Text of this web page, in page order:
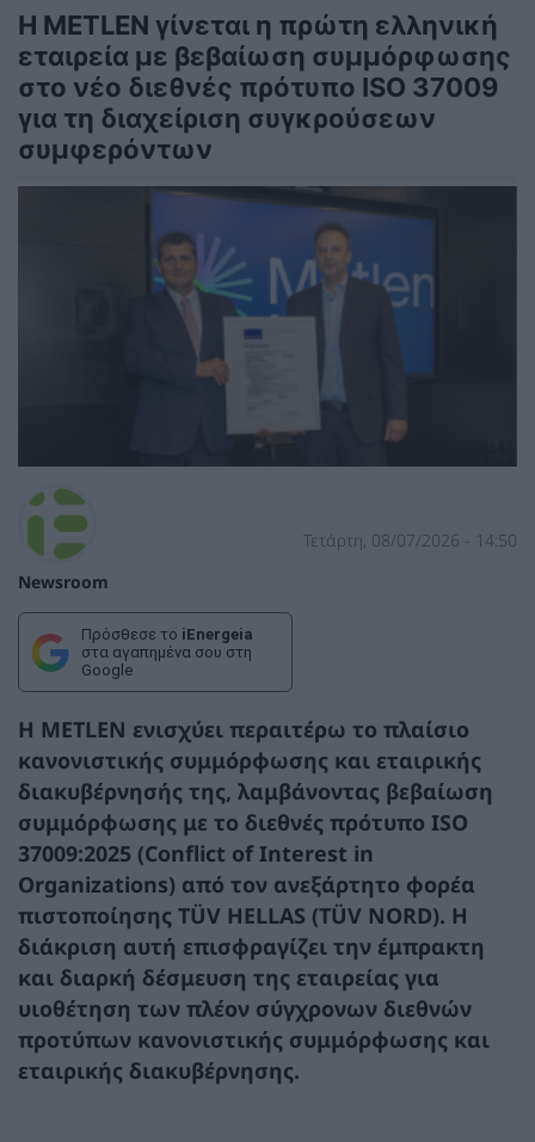
H METLEN γίνεται η πρώτη ελληνική
εταιρεία με βεβαίωση συμμόρφωσης
στο νέο διεθνές πρότυπο ISO 37009
για τη διαχείριση συγκρούσεων
συμφερόντων
Newsroom
Τετάρτη, 08/07/2026 - 14:50
Πρόσθεσε το iEnergeia
στα αγαπημένα σου στη
Google
Η METLEN ενισχύει περαιτέρω το πλαίσιο
κανονιστικής συμμόρφωσης και εταιρικής
διακυβέρνησής της, λαμβάνοντας βεβαίωση
συμμόρφωσης με το διεθνές πρότυπο ISO
37009:2025 (Conflict of Interest in
Organizations) από τον ανεξάρτητο φορέα
πιστοποίησης TÜV HELLAS (TÜV NORD). Η
διάκριση αυτή επισφραγίζει την έμπρακτη
και διαρκή δέσμευση της εταιρείας για
υιοθέτηση των πλέον σύγχρονων διεθνών
προτύπων κανονιστικής συμμόρφωσης και
εταιρικής διακυβέρνησης.